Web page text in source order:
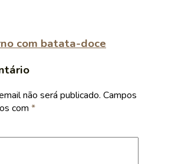
com batata-doce
não será publicado. Campos
com *